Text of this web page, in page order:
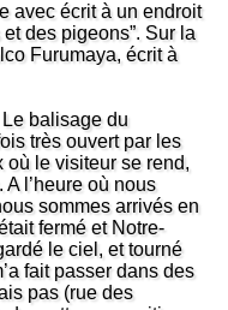
avec écrit à un endroit
des pigeons”. Sur la
Furumaya, écrit à
balisage du
très ouvert par les
où le visiteur se rend,
l’heure où nous
sommes arrivés en
fermé et Notre-
le ciel, et tourné
fait passer dans des
pas (rue des